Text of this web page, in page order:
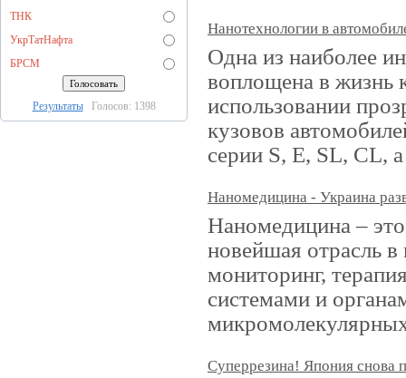
ТНК
УкрТатНафта
БРСМ
РезультатыГолосов: 1398
Нанотехнологии в
Одна из наиболее
воплощена в жизнь
использовании
кузовов
серии S, E, SL, CL,
Наномедицина - Украина
Наномедицина –
новейшая отрасль
мониторинг,
системами и
Суперрезина! Япония снова